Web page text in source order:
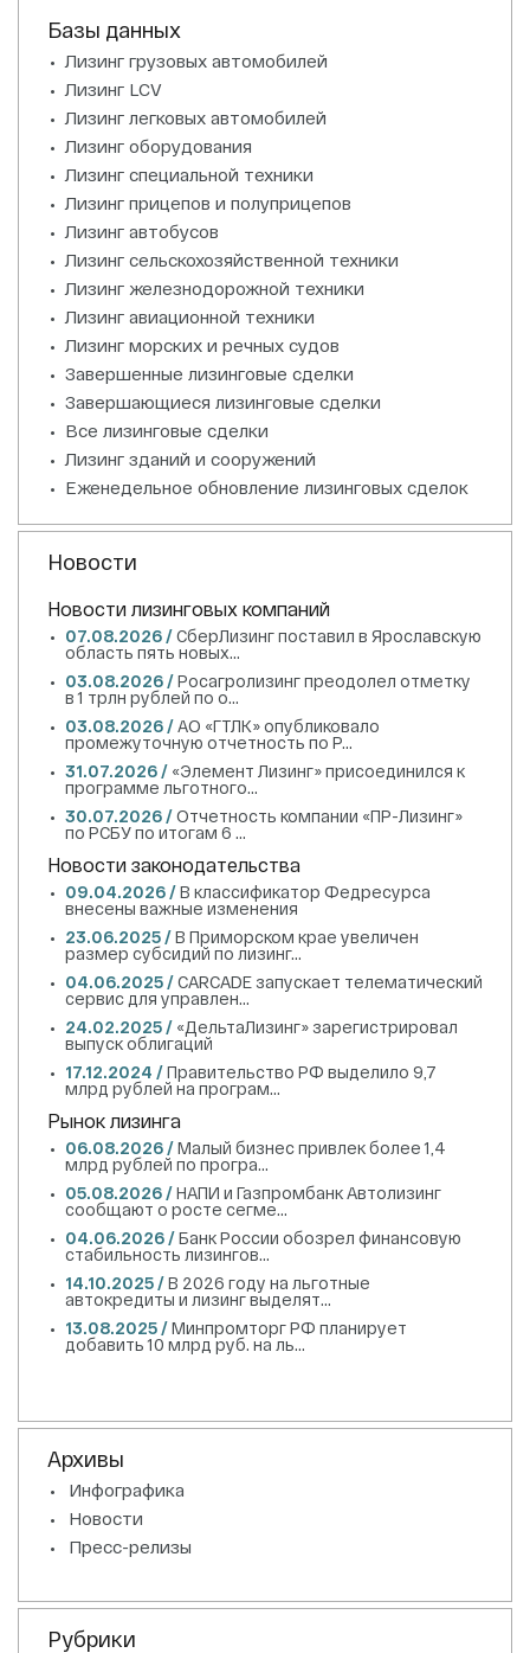
Базы данных
Лизинг грузовых автомобилей
Лизинг LCV
Лизинг легковых автомобилей
Лизинг оборудования
Лизинг специальной техники
Лизинг прицепов и полуприцепов
Лизинг автобусов
Лизинг сельскохозяйственной техники
Лизинг железнодорожной техники
Лизинг авиационной техники
Лизинг морских и речных судов
Завершенные лизинговые сделки
Завершающиеся лизинговые сделки
Все лизинговые сделки
Лизинг зданий и сооружений
Еженедельное обновление лизинговых сделок
Новости
Новости лизинговых компаний
07.08.2026 /СберЛизинг поставил в Ярославскую
область пять новых...
03.08.2026 /Росагролизинг преодолел отметку
в 1 трлн рублей по о...
03.08.2026 /АО «ГТЛК» опубликовало
промежуточную отчетность по Р...
31.07.2026 / «Элемент Лизинг» присоединился к
программе льготного...
30.07.2026 /Отчетность компании «ПР-Лизинг»
по РСБУ по итогам 6 ...
Новости законодательства
09.04.2026 /В классификатор Федресурса
внесены важные изменения
23.06.2025 /В Приморском крае увеличен
размер субсидий по лизинг...
04.06.2025 /CARCADE запускает телематический
сервис для управлен...
24.02.2025 / «ДельтаЛизинг» зарегистрировал
выпуск облигаций
17.12.2024 /Правительство РФ выделило 9,7
млрд рублей на програм...
Рынок лизинга
06.08.2026 /Малый бизнес привлек более 1,4
млрд рублей по програ...
05.08.2026 /НАПИ и Газпромбанк Автолизинг
сообщают о росте сегме...
04.06.2026 /Банк России обозрел финансовую
стабильность лизингов...
14.10.2025 /В 2026 году на льготные
автокредиты и лизинг выделят...
13.08.2025 /Минпромторг РФ планирует
добавить 10 млрд руб. на ль...
Архивы
Инфографика
Новости
Пресс-релизы
Рубрики